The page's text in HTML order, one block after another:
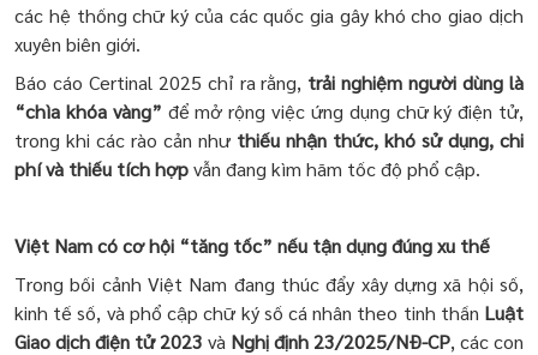
các hệ thống chữ ký của các quốc gia gây khó cho giao dịch
xuyên biên giới.
Báo cáo Certinal 2025 chỉ ra rằng, trải nghiệm người dùng là
“chìa khóa vàng” để mở rộng việc ứng dụng chữ ký điện tử,
trong khi các rào cản như thiếu nhận thức, khó sử dụng, chi
phí và thiếu tích hợpvẫn đang kìm hãm tốc độ phổ cập.
Việt Nam có cơ hội “tăng tốc” nếu tận dụng đúng xu thế
Trong bối cảnh Việt Nam đang thúc đẩy xây dựng xã hội số,
kinh tế số, và phổ cập chữ ký số cá nhân theo tinh thần Luật
Giao dịch điện tử 2023 và Nghị định 23/2025/NĐ-CP, các con